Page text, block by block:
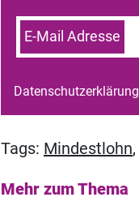
E-Mail Adresse
Datenschutzerklärung
Tags: Mindestlohn,
Mehr zum Thema